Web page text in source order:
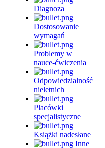
Diagnoza
Dostosowanie
wymagań
Problemy w
nauce-ćwiczenia
Odpowiedzialność
nieletnich
Placówki
specjalistyczne
Książki nadesłane
Inne